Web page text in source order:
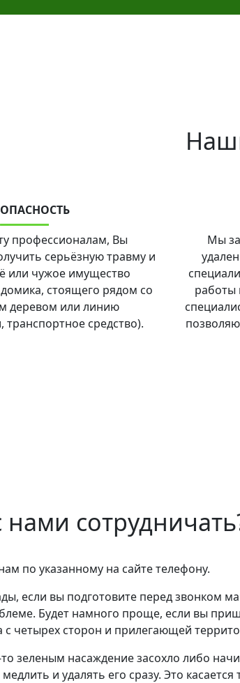
профессионалам, Вы
серьёзную травму и
или чужое имущество
стоящего рядом со
деревом или линию
транспортное средство).
Мы
работы
нами
по указанному на сайте телефону.
если вы подготовите перед звонком
Будет намного проще, если вы
с четырех сторон и прилегающей
зеленым насаждение засохло либо
и удалять его сразу. Это касается